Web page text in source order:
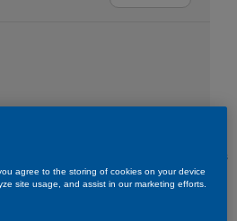
Toon alles
agree to the storing of cookies on your device
site usage, and assist in our marketing efforts.